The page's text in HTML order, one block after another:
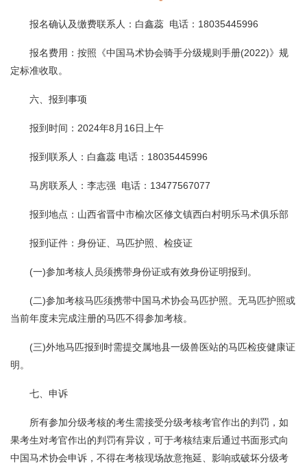
报名确认及缴费联系人：白鑫蕊 电话：18035445996
报名费用：按照《中国马术协会骑手分级规则手册(2022)》规
定标准收取。
六、报到事项
报到时间：2024年8月16日上午
报到联系人：白鑫蕊 电话：18035445996
马房联系人：李志强 电话：13477567077
报到地点：山西省晋中市榆次区修文镇西白村明乐马术俱乐部
报到证件：身份证、马匹护照、检疫证
(一)参加考核人员须携带身份证或有效身份证明报到。
(二)参加考核马匹须携带中国马术协会马匹护照。无马匹护照或
当前年度未完成注册的马匹不得参加考核。
(三)外地马匹报到时需提交属地县一级兽医站的马匹检疫健康证
明。
七、申诉
所有参加分级考核的考生需接受分级考核考官作出的判罚，如
果考生对考官作出的判罚有异议，可于考核结束后通过书面形式向
中国马术协会申诉，不得在考核现场故意拖延、影响或破坏分级考